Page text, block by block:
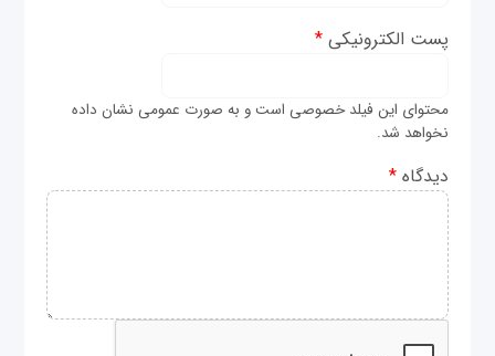
پست الکترونیکی*
محتوای این فیلد خصوصی است و به صورت عمومی نشان داده
نخواهد شد.
دیدگاه*